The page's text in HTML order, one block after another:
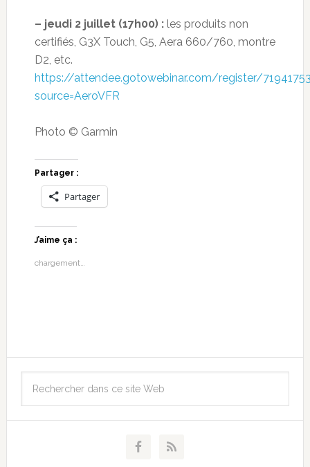
– jeudi 2 juillet (17h00) :les produits non
certifiés, G3X Touch, G5, Aera 660/760, montre
D2, etc.
https://attendee.gotowebinar.com/register/
source=AeroVFR
Photo © Garmin
Partager :
Partager
J’aime ça :
chargement…